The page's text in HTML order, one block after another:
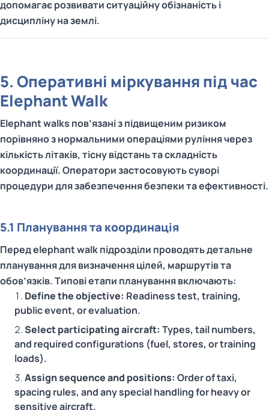
допомагає розвивати ситуаційну обізнаність і
дисципліну на землі.
5. Оперативні міркування під час
Elephant Walk
Elephant walks пов’язані з підвищеним ризиком
порівняно з нормальними операціями руління через
кількість літаків, тісну відстань та складність
координації. Оператори застосовують суворі
процедури для забезпечення безпеки та ефективності.
5.1 Планування та координація
Перед elephant walk підрозділи проводять детальне
планування для визначення цілей, маршрутів та
обов’язків. Типові етапи планування включають:
Define the objective: Readiness test, training,
public event, or evaluation.
Select participating aircraft: Types, tail numbers,
and required configurations (fuel, stores, or training
loads).
Assign sequence and positions: Order of taxi,
spacing rules, and any special handling for heavy or
sensitive aircraft.